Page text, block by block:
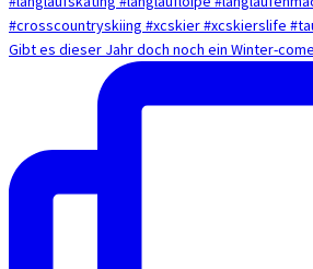
Gibt es dieser Jahr doch noch ein Winter-